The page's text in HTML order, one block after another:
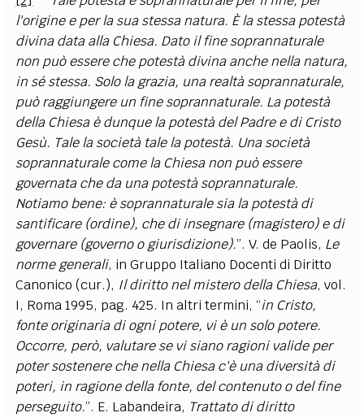
l'origine e per la sua stessa natura. È la stessa potestà
divina data alla Chiesa. Dato il fine soprannaturale
non può essere che potestà divina anche nella natura,
in sé stessa. Solo la grazia, una realtà soprannaturale,
può raggiungere un fine soprannaturale. La potestà
della Chiesa è dunque la potestà del Padre e di Cristo
Gesù. Tale la società tale la potestà. Una società
soprannaturale come la Chiesa non può essere
governata che da una potestà soprannaturale.
Notiamo bene: è soprannaturale sia la potestà di
santificare (ordine), che di insegnare (magistero) e di
governare (governo o giurisdizione).”. V.de Paolis, Le
norme generali, inGruppo Italiano Docenti di Diritto
Canonico (cur.), Il diritto nel mistero della Chiesa, vol.
I, Roma 1995, pag. 425. In altri termini, “in Cristo,
fonte originaria di ogni potere, vi è un solo potere.
Occorre, però, valutare se vi siano ragioni valide per
poter sostenere che nella Chiesa c'è una diversità di
poteri, in ragione della fonte, del contenuto o del fine
perseguito.”. E. Labandeira, Trattato di diritto